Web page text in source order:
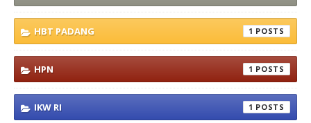
HBT PADANG 1
HPN 1
IKW RI 1